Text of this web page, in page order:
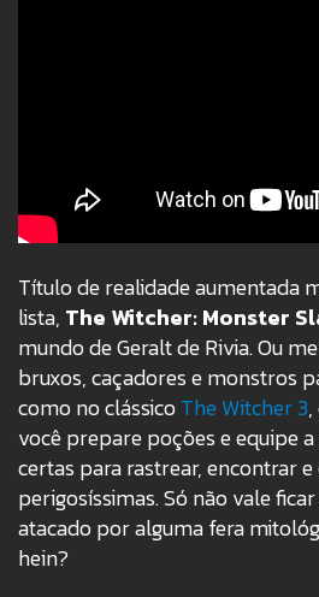
Título de realidade aumentada
lista, The Witcher: Monster
mundo de Geralt de Rivia. Ou
bruxos, caçadores e monstros
como no clássicoThe Witcher 3
você prepare poções e equipe
certas para rastrear, encontrar
perigosíssimas. Só não vale
atacado por alguma fera
hein?